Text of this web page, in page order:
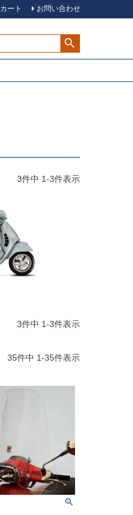
カート お問い合わせ
3件中 1-3件表示
3件中 1-3件表示
35件中 1-35件表示